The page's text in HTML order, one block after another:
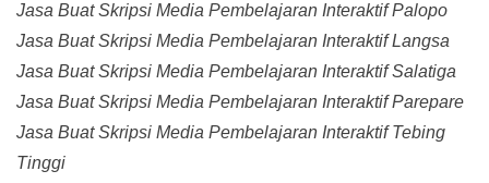
Jasa Buat Skripsi Media Pembelajaran Interaktif Palopo
Jasa Buat Skripsi Media Pembelajaran Interaktif Langsa
Jasa Buat Skripsi Media Pembelajaran Interaktif Salatiga
Jasa Buat Skripsi Media Pembelajaran Interaktif Parepare
Jasa Buat Skripsi Media Pembelajaran Interaktif Tebing
Tinggi